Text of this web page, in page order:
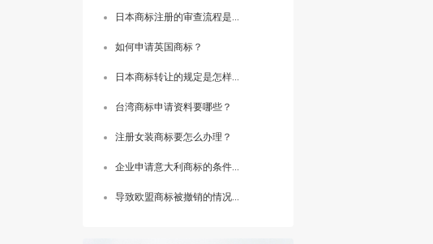
日本商标注册的审查流程是...
如何申请英国商标？
日本商标转让的规定是怎样...
台湾商标申请资料要哪些？
注册女装商标要怎么办理？
企业申请意大利商标的条件...
导致欧盟商标被撤销的情况...